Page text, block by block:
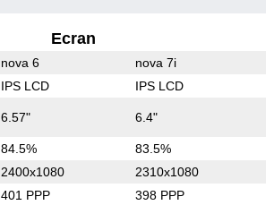
Ecran
nova 6 nova 7i
IPS LCD IPS LCD
6.57" 6.4"
84.5% 83.5%
2400x1080 2310x1080
401 PPP 398 PPP